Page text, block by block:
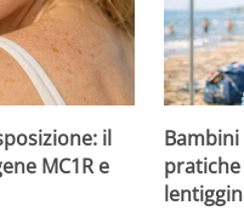
il
MC1R e
Bambini